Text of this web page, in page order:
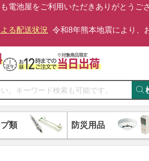
電池屋をご利用いただきありがとうご
る配送状況 令和8年熊本地震により、
類 防災用品